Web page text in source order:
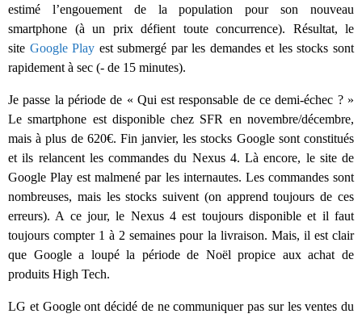
estimé l’engouement de la population pour son nouveau
smartphone (à un prix défient toute concurrence). Résultat, le
site Google Play est submergé par les demandes et les stocks sont
rapidement à sec (- de 15 minutes).
Je passe la période de « Qui est responsable de ce demi-échec ? »
Le smartphone est disponible chez SFR en novembre/décembre,
mais à plus de 620€. Fin janvier, les stocks Google sont constitués
et ils relancent les commandes du Nexus 4. Là encore, le site de
Google Play est malmené par les internautes. Les commandes sont
nombreuses, mais les stocks suivent (on apprend toujours de ces
erreurs). A ce jour, le Nexus 4 est toujours disponible et il faut
toujours compter 1 à 2 semaines pour la livraison. Mais, il est clair
que Google a loupé la période de Noël propice aux achat de
produits High Tech.
LG et Google ont décidé de ne communiquer pas sur les ventes du